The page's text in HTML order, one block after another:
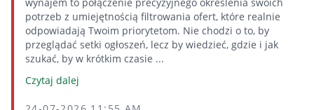
potrzeb z umiejętnością filtrowania ofert, które realnie
odpowiadają Twoim priorytetom. Nie chodzi o to, by
przeglądać setki ogłoszeń, lecz by wiedzieć, gdzie i jak
szukać, by w krótkim czasie ...
Czytaj dalej